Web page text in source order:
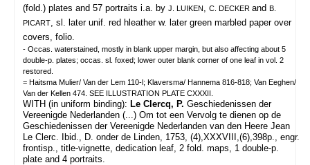
(fold.) plates and 57 portraits i.a. by J. LUIKEN, C. DECKER and B.
PICART, sl. later unif. red hleather w. later green marbled paper over
covers, folio.
- Occas. waterstained, mostly in blank upper margin, but also affecting about 5
double-p. plates; occas. sl. foxed; lower outer blank corner of one leaf in vol. 2
restored.
= Haitsma Mulier/ Van der Lem 110-l; Klaversma/ Hannema 816-818; Van Eeghen/
Van der Kellen 474. SEE ILLUSTRATION PLATE CXXXII.
WITH (in uniform binding): Le Clercq, P. Geschiedenissen der
Vereenigde Nederlanden (...) Om tot een Vervolg te dienen op de
Geschiedenissen der Vereenigde Nederlanden van den Heere Jean
Le Clerc. Ibid., D. onder de Linden, 1753, (4),XXXVIII,(6),398p., engr.
frontisp., title-vignette, dedication leaf, 2 fold. maps, 1 double-p.
plate and 4 portraits.